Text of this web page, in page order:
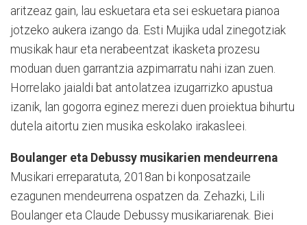
aritzeaz gain, lau eskuetara eta sei eskuetara pianoa
jotzeko aukera izango da. Esti Mujika udal zinegotziak
musikak haur eta nerabeentzat ikasketa prozesu
moduan duen garrantzia azpimarratu nahi izan zuen.
Horrelako jaialdi bat antolatzea izugarrizko apustua
izanik, lan gogorra eginez merezi duen proiektua bihurtu
dutela aitortu zien musika eskolako irakasleei.
Boulanger eta Debussy musikarien mendeurrena
Musikari erreparatuta, 2018an bi konposatzaile
ezagunen mendeurrena ospatzen da. Zehazki, Lili
Boulanger eta Claude Debussy musikariarenak. Biei